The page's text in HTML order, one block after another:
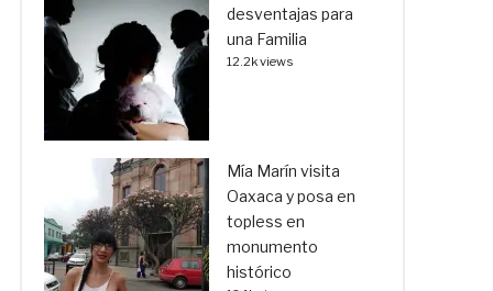
desventajas para
una Familia
12.2k views
Mía Marín visita
Oaxaca y posa en
topless en
monumento
histórico